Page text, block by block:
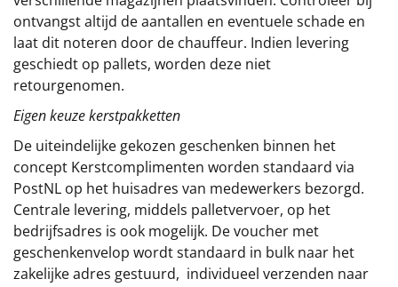
ontvangst altijd de aantallen en eventuele schade en
laat dit noteren door de chauffeur. Indien levering
geschiedt op pallets, worden deze niet
retourgenomen.
Eigen keuze kerstpakketten
De uiteindelijke gekozen geschenken binnen het
concept Kerstcomplimenten worden standaard via
PostNL op het huisadres van medewerkers bezorgd.
Centrale levering, middels palletvervoer, op het
bedrijfsadres is ook mogelijk. De voucher met
geschenkenvelop wordt standaard in bulk naar het
zakelijke adres gestuurd, individueel verzenden naar